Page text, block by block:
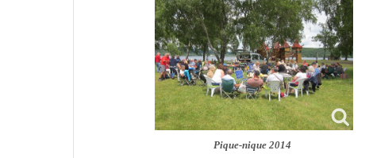
Pique-nique 2014